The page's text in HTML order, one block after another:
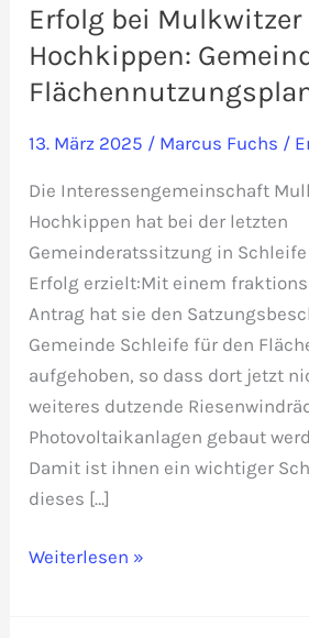
Erfolg bei Mulkwitzer
Hochkippen:
13. März 2025 / Marcus Fuchs /
Die Interessengemeinschaft
Hochkippen hat bei der letzten
Gemeinderatssitzung in
Erfolg erzielt:Mit einem
Antrag hat sie den
Gemeinde Schleife für den
aufgehoben, so dass dort jetzt
weiteres dutzende
Photovoltaikanlagen gebaut
Damit ist ihnen ein wichtiger
dieses […]
Erfolg
Weiterlesen »